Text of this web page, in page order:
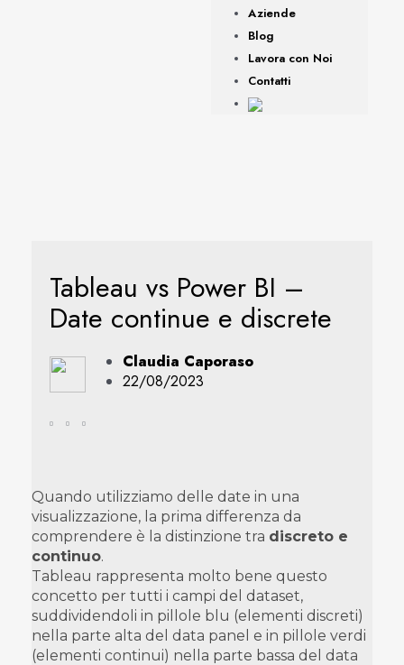
Aziende
Blog
Lavora con Noi
Contatti
Tableau vs Power BI –
Date continue e discrete
Claudia Caporaso
22/08/2023
Quando utilizziamo delle date in una
visualizzazione, la prima differenza da
comprendere è la distinzione tra discreto e
continuo.
Tableau rappresenta molto bene questo
concetto per tutti i campi del dataset,
suddividendoli in pillole blu (elementi discreti)
nella parte alta del data panel e in pillole verdi
(elementi continui) nella parte bassa del data